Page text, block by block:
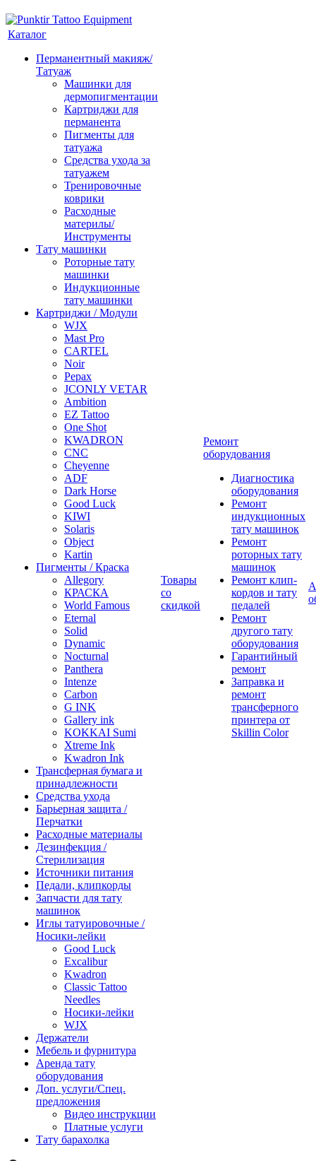
Каталог
Перманентный макияж/
Татуаж
Машинки для
дермопигментации
Картриджи для
перманента
Пигменты для
татуажа
Средства ухода за
татуажем
Тренировочные
коврики
Расходные
материлы/
Инструменты
Тату машинки
Роторные тату
машинки
Индукционные
тату машинки
Картриджи / Модули
WJX
Mast Pro
CARTEL
Noir
Pepax
JCONLY VETAR
Ambition
EZ Tattoo
One Shot
KWADRON
CNC
Cheyenne
ADF
Dark Horse
Good Luck
KIWI
Solaris
Object
Kartin
Пигменты / Краска
Allegory
КРАСКА
World Famous
Eternal
Solid
Dynamic
Nocturnal
Panthera
Intenze
Carbon
G INK
Gallery ink
KOKKAI Sumi
Xtreme Ink
Kwadron Ink
Трансферная бумага и
принадлежности
Средства ухода
Барьерная защита /
Перчатки
Расходные материалы
Дезинфекция /
Стерилизация
Источники питания
Педали, клипкорды
Запчасти для тату
машинок
Иглы татуировочные /
Носики-лейки
Good Luck
Excalibur
Kwadron
Classic Tattoo
Needles
Носики-лейки
WJX
Держатели
Мебель и фурнитура
Аренда тату
оборудования
Доп. услуги/Спец.
предложения
Видео инструкции
Платные услуги
Тату барахолка
Товары
со
скидкой
Ремонт
оборудования
Диагностика
оборудования
Ремонт
индукционных
тату машинок
Ремонт
роторных тату
машинок
Ремонт клип-
кордов и тату
педалей
Ремонт
другого тату
оборудования
Гарантийный
ремонт
Заправка и
ремонт
трансферного
принтера от
Skillin Color